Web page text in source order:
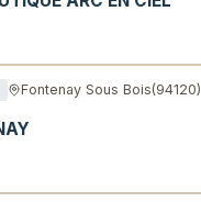
Fontenay Sous Bois(94120)